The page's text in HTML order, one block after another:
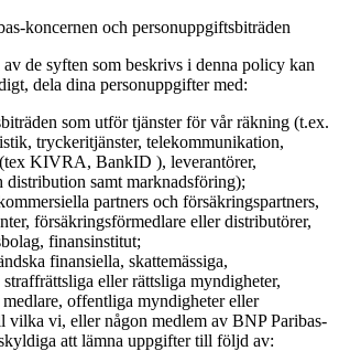
koncernen och personuppgiftsbiträden
de syften som beskrivs i denna policy kan
dela dina personuppgifter med:
som utför tjänster för vår räkning (t.ex.
tryckeritjänster, telekommunikation,
KIVRA, BankID ), leverantörer,
distribution samt marknadsföring);
partners och försäkringspartners,
försäkringsförmedlare eller distributörer,
finansinstitut;
finansiella, skattemässiga,
eller rättsliga myndigheter,
offentliga myndigheter eller
vilka vi, eller någon medlem av BNP Paribas-
att lämna uppgifter till följd av: